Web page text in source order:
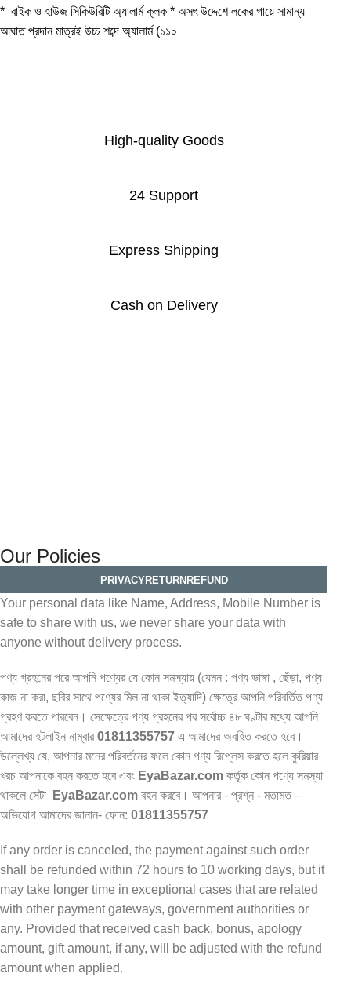
* বাইক ও হাউজ সিকিউরিটি অ্যালার্ম ক্লক * অসৎ উদ্দেশে লকের গায়ে সামান্য
আঘাত প্রদান মাত্রই উচ্চ শব্দে অ্যালার্ম (১১০
High-quality Goods
24 Support
Express Shipping
Cash on Delivery
Our Policies
PRIVACYRETURN REFUND
Your personal data like Name, Address, Mobile Number is
safe to share with us, we never share your data with
anyone without delivery process.
পণ্য গ্রহনের পরে আপনি পণ্যের যে কোন সমস্যায় (যেমন : পণ্য ভাঙ্গা , ছেঁড়া, পণ্য
কাজ না করা, ছবির সাথে পণ্যের মিল না থাকা ইত্যাদি) ক্ষেত্রে আপনি পরিবর্তিত পণ্য
গ্রহণ করতে পারবেন। সেক্ষেত্রে পণ্য গ্রহনের পর সর্বোচ্চ ৪৮ ঘণ্টার মধ্যে আপনি
আমাদের হটলাইন নাম্বার01811355757 এ আমাদের অবহিত করতে হবে।
উল্লেখ্য যে, আপনার মনের পরিবর্তনের ফলে কোন পণ্য রিপ্লেস করতে হলে কুরিয়ার
খরচ আপনাকে বহন করতে হবে এবং EyaBazar.com কর্তৃক কোন পণ্যে সমস্যা
থাকলে সেটা
EyaBazar.comবহন করবে। আপনার - প্রশ্ন - মতামত –
অভিযোগ আমাদের জানান- ফোন:01811355757
If any order is canceled, the payment against such order
shall be refunded within 72 hours to 10 working days, but it
may take longer time in exceptional cases that are related
with other payment gateways, government authorities or
any. Provided that received cash back, bonus, apology
amount, gift amount, if any, will be adjusted with the refund
amount when applied.